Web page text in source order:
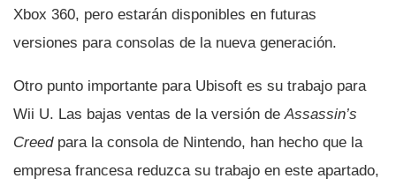
Xbox 360, pero estarán disponibles en futuras
versiones para consolas de la nueva generación.
Otro punto importante para Ubisoft es su trabajo para
Wii U. Las bajas ventas de la versión deAssassin’s
Creedpara la consola de Nintendo, han hecho que la
empresa francesa reduzca su trabajo en este apartado,